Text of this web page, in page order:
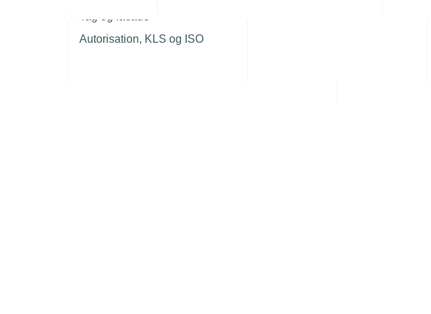
Autorisation, KLS og ISO